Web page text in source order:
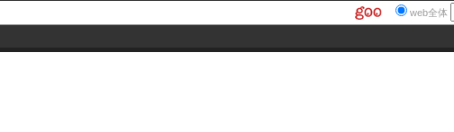
web全体